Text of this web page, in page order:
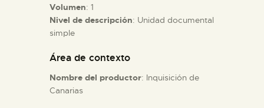
DIDÁCTICA
ESPAÑOL
Volumen: 1
Nivel de descripción: Unidad documental
simple
Área de contexto
Nombre del productor: Inquisición de
Canarias